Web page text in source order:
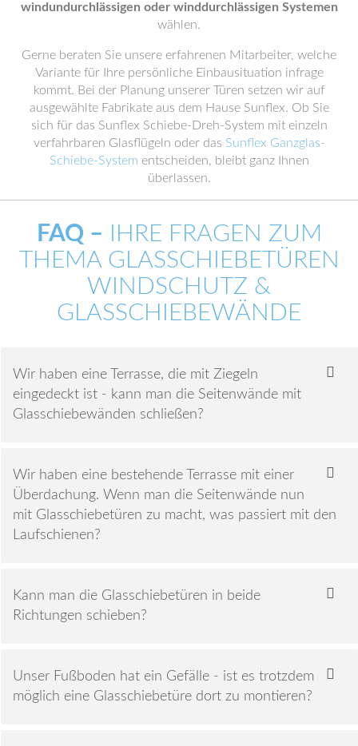
windundurchlässigen oder winddurchlässigen Systemen
wählen.
Gerne beraten Sie unsere erfahrenen Mitarbeiter, welche
Variante für Ihre persönliche Einbausituation infrage
kommt. Bei der Planung unserer Türen setzen wir auf
ausgewählte Fabrikate aus dem Hause Sunflex. Ob Sie
sich für das Sunflex Schiebe-Dreh-System mit einzeln
verfahrbaren Glasflügeln oder das Sunflex Ganzglas-
Schiebe-System entscheiden, bleibt ganz Ihnen
überlassen.
FAQ – IHRE FRAGEN ZUM
THEMA GLASSCHIEBETÜREN
WINDSCHUTZ &
GLASSCHIEBEWÄNDE
Wir haben eine Terrasse, die mit Ziegeln
eingedeckt ist - kann man die Seitenwände mit
Glasschiebewänden schließen?
Wir haben eine bestehende Terrasse mit einer
Überdachung. Wenn man die Seitenwände nun
mit Glasschiebetüren zu macht, was passiert mit den
Laufschienen?
Kann man die Glasschiebetüren in beide
Richtungen schieben?
Unser Fußboden hat ein Gefälle - ist es trotzdem
möglich eine Glasschiebetüre dort zu montieren?